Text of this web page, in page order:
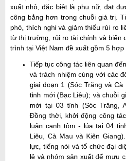
xuất nhỏ, đặc biệt là phụ nữ, đạt
công bằng hơn trong chuỗi giá trị.
phó, thích nghi và giảm thiểu rủi ro
từ thị trường, rủi ro tài chính và biến
trình tại Việt Nam đề xuất gồm 5
Tiếp tục công tác liên quan
và trách nhiệm cùng với các
giai đoạn 1 (Sóc Trăng và
tỉnh mới (Bạc Liêu); và chuỗi
mới tại 03 tỉnh (Sóc Trăng,
Đồng thời, khởi động công
luân canh tôm - lúa tại 04
Liêu, Cà Mau và Kiên
lực, tiếng nói và tổ chức đại
lẻ và nhóm sản xuất để mưu